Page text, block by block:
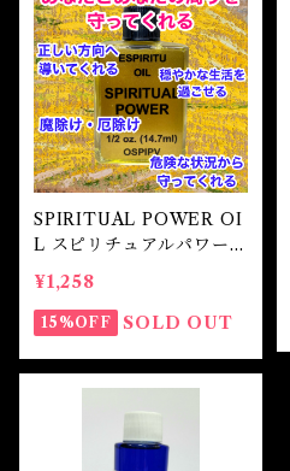
戌 Dog
亥 Pig
人生
願望実現
SPIRITUAL POWER OI
L スピリチュアルパワーオ
イル
¥1,258
15%OFF SOLD OUT